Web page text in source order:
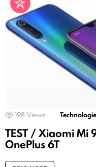
198 Views Technologie
TEST / Xiaomi Mi
OnePlus 6T